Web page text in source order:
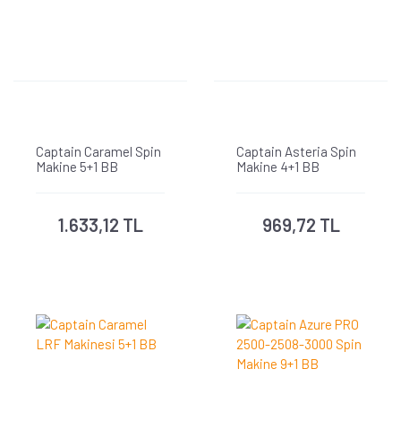
Captain Caramel Spin
Makine 5+1 BB
1.633,12 TL
Captain Asteria Spin
Makine 4+1 BB
969,72 TL